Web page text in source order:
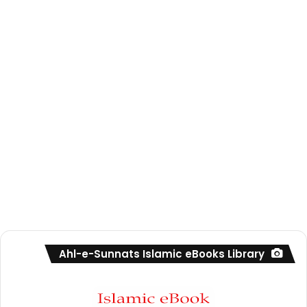
Ahl-e-Sunnats Islamic eBooks Library